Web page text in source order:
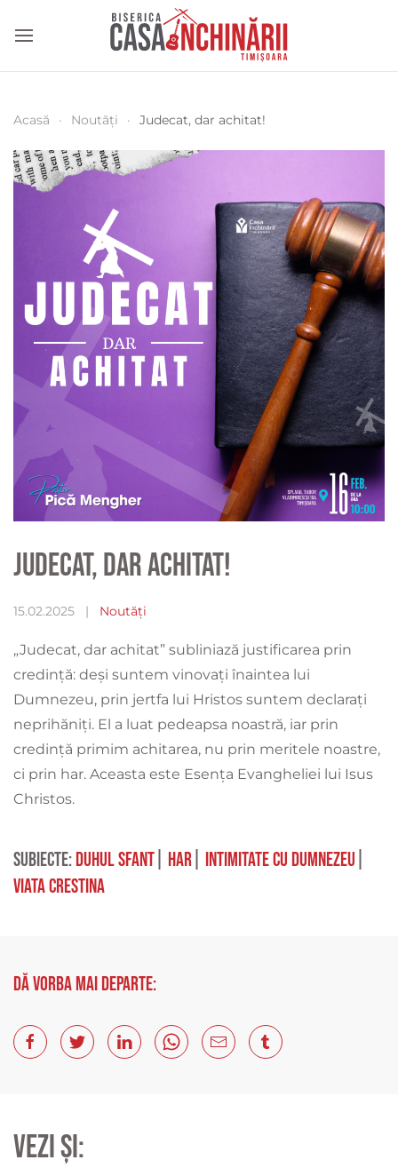
Acasă Noutăți Judecat, dar achitat!
Judecat, dar achitat!
15.02.2025 | Noutăți
„Judecat, dar achitat” subliniază justificarea prin
credință: deși suntem vinovați înaintea lui
Dumnezeu, prin jertfa lui Hristos suntem declarați
neprihăniți. El a luat pedeapsa noastră, iar prin
credință primim achitarea, nu prin meritele noastre,
ci prin har. Aceasta este Esența Evangheliei lui Isus
Christos.
Subiecte:duhul sfant har intimitate cu Dumnezeu
viata crestina
Dă vorba mai departe:
Vezi și: